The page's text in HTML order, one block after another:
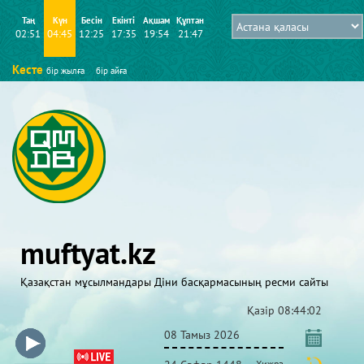
Таң
02:51
Күн
04:45
Бесін
12:25
Екінті
17:35
Ақшам
19:54
Құптан
21:47
Кесте бір жылға бір айға
muftyat.kz
Қазақстан мұсылмандары Діни басқармасының ресми сайты
Қазір 08:44:02
08 Тамыз 2026